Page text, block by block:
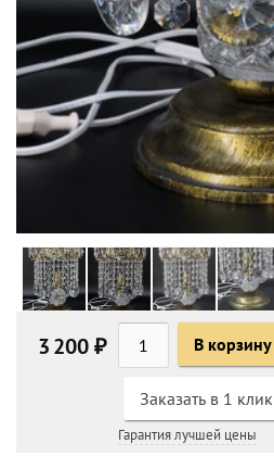
3 200 ₽ В корзину
Заказать в 1 клик
Гарантия лучшей цены